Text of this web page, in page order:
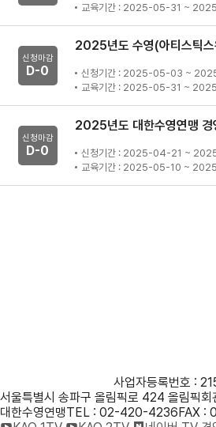
교육기간 : 2025-05-31 ~
신청마감
D-0
신청기간 : 2025-05-03 ~
교육기간 : 2025-05-31 ~
신청마감
D-0
신청기간 : 2025-04-21 ~
교육기간 : 2025-05-10 ~
사업자등록번호 :
서울특별시 송파구 올림픽로 424 올림픽회
대한수영연맹TEL : 02-420-4236FAX :